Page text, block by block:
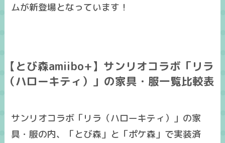
ムが新登場となっています！
【とび森amiibo+】サンリオコラボ「リラ
（ハローキティ）」の家具・服一覧比較表
サンリオコラボ「リラ（ハローキティ）」の家
具・服の内、「とび森 」と「ポケ森 」で実装済